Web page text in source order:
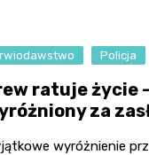
Policja
ratuje życie
za
wyróżnienie